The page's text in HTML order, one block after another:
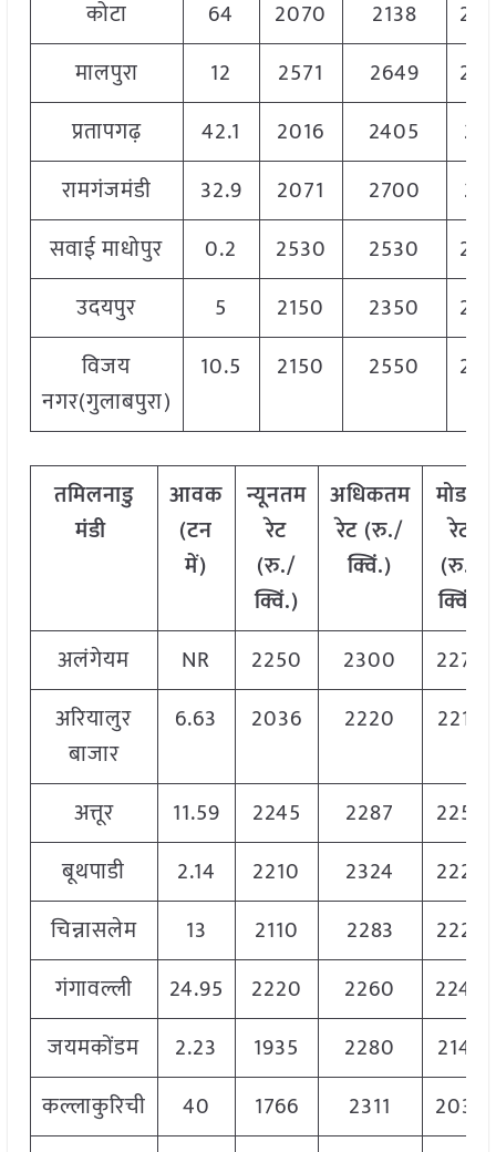
कोटा 64 2070 2138
मालपुरा
12 2571 2649
प्रतापगढ़
42.1 2016 2405
रामगंजमंडी
32.9 2071 2700
सवाई माधोपुर
0.2 2530 2530
उदयपुर
5 2150 2350
विजय
नगर(गुलाबपुरा)
10.5 2150 2550
तमिलनाडु
मंडी
आवक
(टन
में)
न्यूनतम
रेट
(रु./
क्विं.)
अधिकतम
रेट (रु./
क्विं.)
मोडल
रेट
(रु./
क्विं.)
अलंगेयम
NR 2250 2300
2275
अरियालुर
बाजार
6.63 2036 2220 2219
अत्तूर 11.59 2245 2287
2257
बूथपाडी
2.14 2210 2324
2222
चिन्नासलेम
13 2110 2283
2229
गंगावल्ली
24.95 2220 2260
2240
जयमकोंडम
2.23 1935 2280
2145
कल्लाकुरिची
40 1766 2311
2039